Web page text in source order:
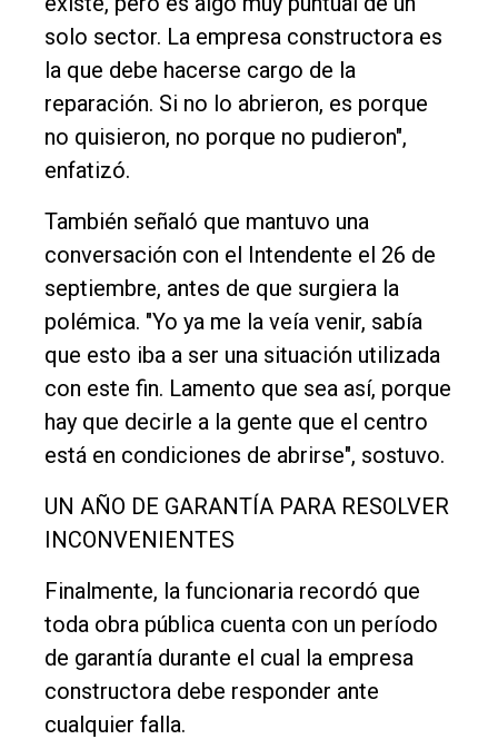
solo sector. La empresa constructora es
la que debe hacerse cargo de la
reparación. Si no lo abrieron, es porque
no quisieron, no porque no pudieron",
enfatizó.
También señaló que mantuvo una
conversación con el Intendente el 26 de
septiembre, antes de que surgiera la
polémica. "Yo ya me la veía venir, sabía
que esto iba a ser una situación utilizada
con este fin. Lamento que sea así, porque
hay que decirle a la gente que el centro
está en condiciones de abrirse", sostuvo.
UN AÑO DE GARANTÍA PARA RESOLVER
INCONVENIENTES
Finalmente, la funcionaria recordó que
toda obra pública cuenta con un período
de garantía durante el cual la empresa
constructora debe responder ante
cualquier falla.